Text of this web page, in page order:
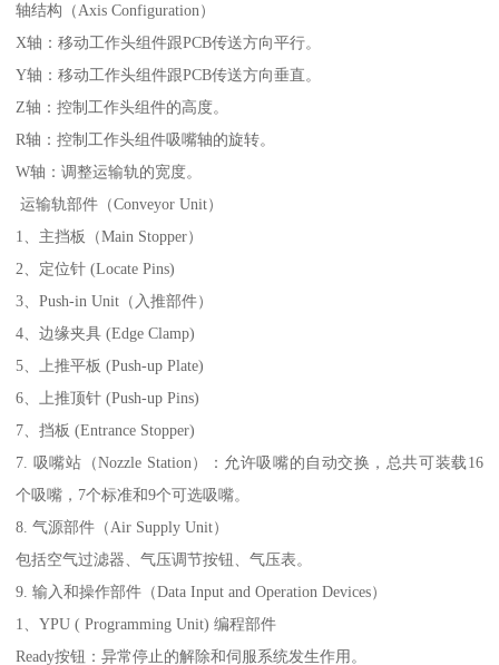
轴结构（Axis Configuration）
X轴：移动工作头组件跟PCB传送方向平行。
Y轴：移动工作头组件跟PCB传送方向垂直。
Z轴：控制工作头组件的高度。
R轴：控制工作头组件吸嘴轴的旋转。
W轴：调整运输轨的宽度。
运输轨部件（Conveyor Unit）
1、主挡板（Main Stopper）
2、定位针 (Locate Pins)
3、Push-in Unit（入推部件）
4、边缘夹具 (Edge Clamp)
5、上推平板 (Push-up Plate)
6、上推顶针 (Push-up Pins)
7、挡板 (Entrance Stopper)
7. 吸嘴站（Nozzle Station）：允许吸嘴的自动交换，总共可装载16
个吸嘴，7个标准和9个可选吸嘴。
8. 气源部件（Air Supply Unit）
包括空气过滤器、气压调节按钮、气压表。
9. 输入和操作部件（Data Input and Operation Devices）
1、YPU ( Programming Unit) 编程部件
Ready按钮：异常停止的解除和伺服系统发生作用。